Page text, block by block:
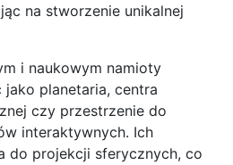
na stworzenie unikalnej
i naukowym namioty
jako planetaria, centra
czy przestrzenie do
interaktywnych. Ich
do projekcji sferycznych, co